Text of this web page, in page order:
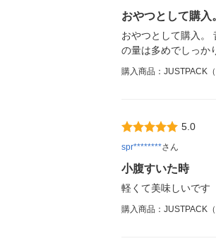
おやつとして購
おやつとして購入。
の量は多めでしっか
購入商品：
5.0
spr********さん
小腹すいた時
軽くて美味しいで
購入商品：